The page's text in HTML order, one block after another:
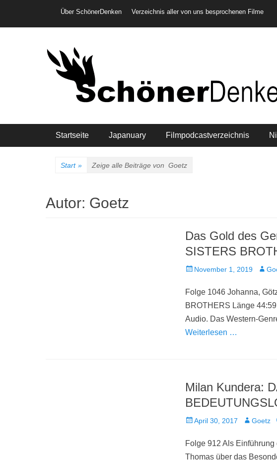
Header-Menü
Über SchönerDenken Verzeichnis aller von uns besprochenen Filme
Hauptmenü
Startseite Japanuary Filmpodcastverzeichnis
Start » Zeige alle Beiträge von Goetz
Autor: Goetz
Das Gold des
SISTERS
Veröffentlicht
November 1, 2019 Autor
Folge 1046 Johanna,
BROTHERS Länge
Audio. Das Western-
Weiterlesen …
Milan Kundera:
Veröffentlicht
April 30, 2017 AutorGoetz
Folge 912 Als
Thomas über das